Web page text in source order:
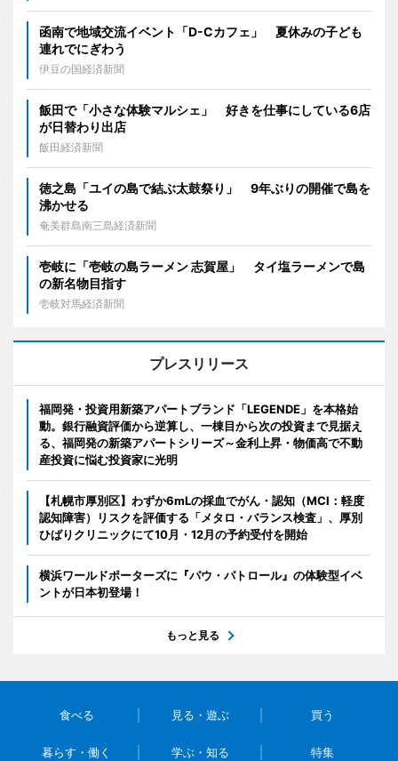
函南で地域交流イベント「D-Cカフェ」 夏休みの子ども
連れでにぎわう
伊豆の国経済新聞
飯田で「小さな体験マルシェ」 好きを仕事にしている6店
が日替わり出店
飯田経済新聞
徳之島「ユイの島で結ぶ太鼓祭り」 9年ぶりの開催で島を
沸かせる
奄美群島南三島経済新聞
壱岐に「壱岐の島ラーメン 志賀屋」 タイ塩ラーメンで島
の新名物目指す
壱岐対馬経済新聞
プレスリリース
福岡発・投資用新築アパートブランド「LEGENDE」を本格始
動。銀行融資評価から逆算し、一棟目から次の投資まで見据え
る、福岡発の新築アパートシリーズ～金利上昇・物価高で不動
産投資に悩む投資家に光明
【札幌市厚別区】わずか6mLの採血でがん・認知（MCI：軽度
認知障害）リスクを評価する「メタロ・バランス検査」、厚別
ひばりクリニックにて10月・12月の予約受付を開始
横浜ワールドポーターズに『パウ・パトロール』の体験型イベ
ントが日本初登場！
もっと見る
食べる 見る・遊ぶ 買う
暮らす・働く 学ぶ・知る 特集